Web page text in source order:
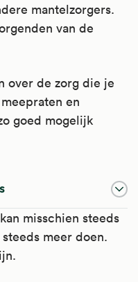
mantelzorgers.
van de
over de zorg die je
en
goed mogelijk
misschien steeds
meer doen.